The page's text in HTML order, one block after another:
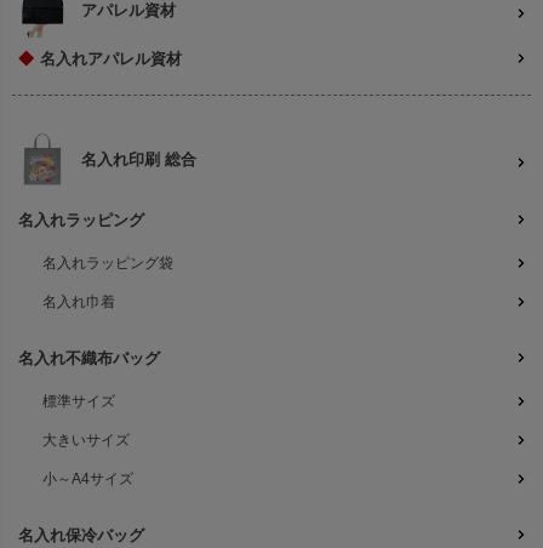
アパレル資材
◆ 名入れアパレル資材
名入れ印刷 総合
名入れラッピング
名入れラッピング袋
名入れ巾着
名入れ不織布バッグ
標準サイズ
大きいサイズ
小～A4サイズ
名入れ保冷バッグ